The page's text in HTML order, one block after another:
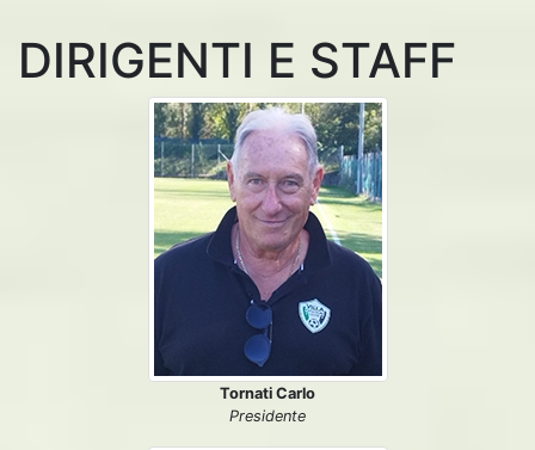
DIRIGENTI E STAFF
Tornati Carlo
Presidente